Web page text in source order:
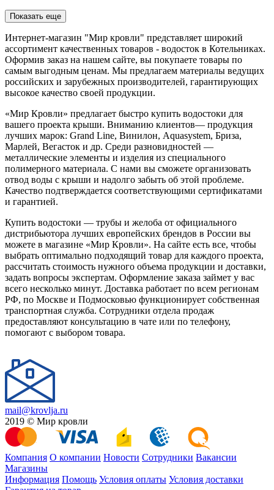
Показать еще
Интернет-магазин "Мир кровли" представляет широкий
ассортимент качественных товаров - водосток в Котельниках.
Оформив заказ на нашем сайте, вы покупаете товары по
самым выгодным ценам. Мы предлагаем материалы ведущих
российских и зарубежных производителей, гарантирующих
высокое качество своей продукции.
«Мир Кровли» предлагает быстро купить водостоки для
вашего проекта крыши. Вниманию клиентов— продукция
лучших марок: Grand Line, Винилон, Aquasystem, Бриза,
Марлей, Вегасток и др. Среди разновидностей —
металлические элементы и изделия из специального
полимерного материала. С нами вы сможете организовать
отвод воды с крыши и надолго забыть об этой проблеме.
Качество подтверждается соответствующими сертификатами
и гарантией.
Купить водостоки — трубы и желоба от официального
дистрибьютора лучших европейских брендов в России вы
можете в магазине «Мир Кровли». На сайте есть все, чтобы
выбрать оптимально подходящий товар для каждого проекта,
рассчитать стоимость нужного объема продукции и доставки,
задать вопросы экспертам. Оформление заказа займет у вас
всего несколько минут. Доставка работает по всем регионам
РФ, по Москве и Подмосковью функционирует собственная
транспортная служба. Сотрудники отдела продаж
предоставляют консультацию в чате или по телефону,
помогают с выбором товара.
mail@krovlja.ru
2019 © Мир кровли
Компания О компании Новости Сотрудники Вакансии
Магазины
Информация Помощь Условия оплаты Условия доставки